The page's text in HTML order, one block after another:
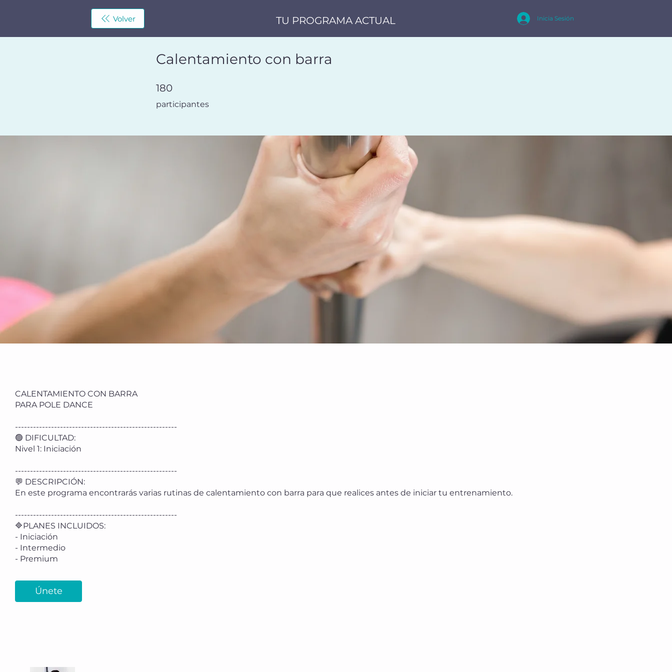
Volver TU PROGRAMA ACTUAL Inicia Sesión
Calentamiento con barra
180
participantes
180 participantes
CALENTAMIENTO CON BARRA
PARA POLE DANCE
------------------------------------------------------
🟢 DIFICULTAD:
Nivel 1: Iniciación
------------------------------------------------------
💬 DESCRIPCIÓN:
En este programa encontrarás varias rutinas de calentamiento con barra para que realices antes de iniciar tu entrenamiento.
------------------------------------------------------
🔷PLANES INCLUIDOS:
- Iniciación
- Intermedio
- Premium
Únete